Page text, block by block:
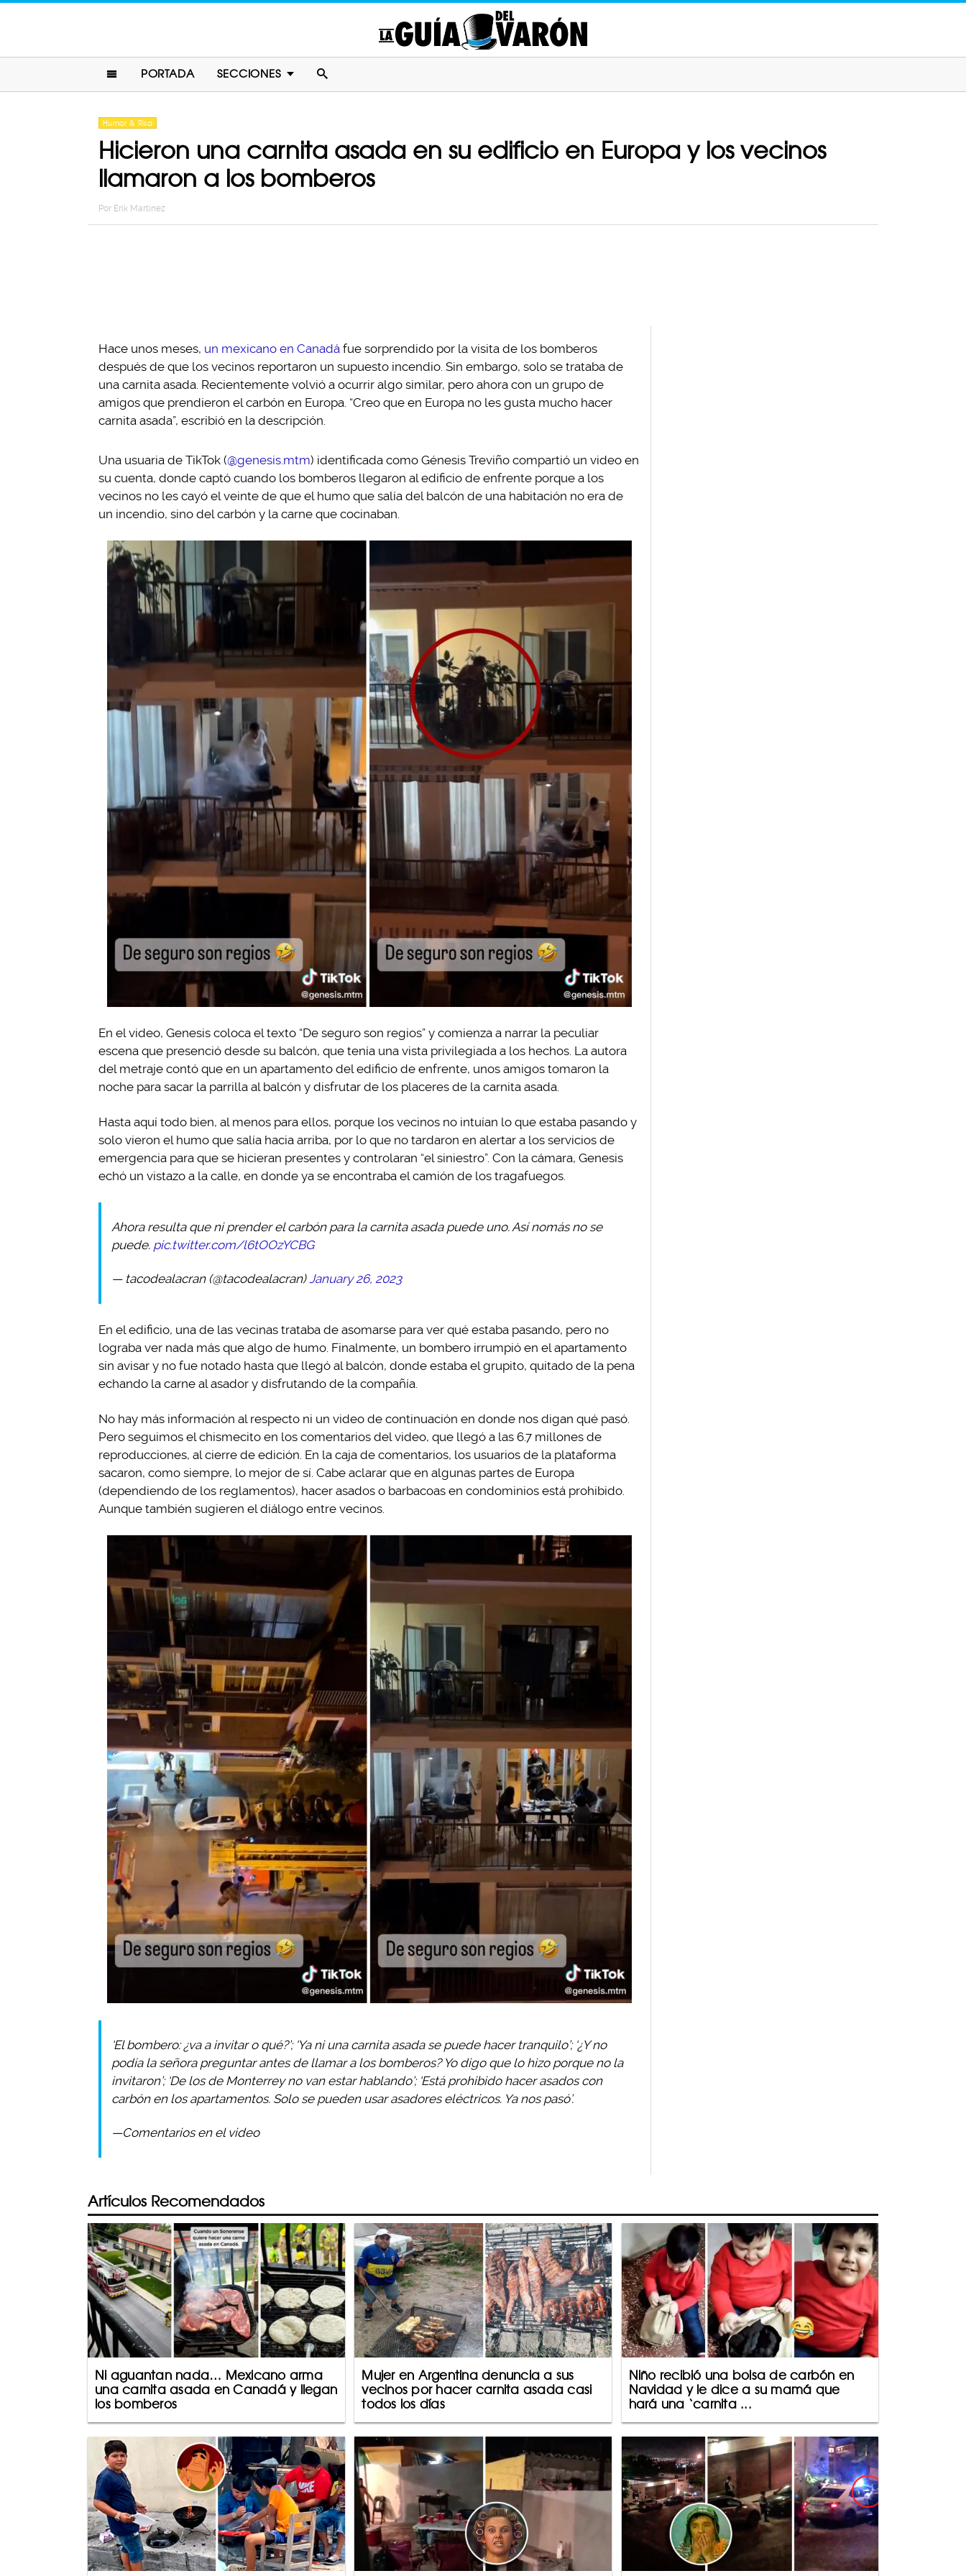
PORTADA SECCIONES
Humor & Risa
Hicieron una carnita asada en su edificio en Europa y los vecinos
llamaron a los bomberos
Por Erik Martinez
Hace unos meses, un mexicano en Canadá fue sorprendido por la visita de los bomberos
después de que los vecinos reportaron un supuesto incendio. Sin embargo, solo se trataba de
una carnita asada. Recientemente volvió a ocurrir algo similar, pero ahora con un grupo de
amigos que prendieron el carbón en Europa. “Creo que en Europa no les gusta mucho hacer
carnita asada”, escribió en la descripción.
Una usuaria de TikTok (@genesis.mtm) identificada como Génesis Treviño compartió un video en
su cuenta, donde captó cuando los bomberos llegaron al edificio de enfrente porque a los
vecinos no les cayó el veinte de que el humo que salía del balcón de una habitación no era de
un incendio, sino del carbón y la carne que cocinaban.
En el video, Genesis coloca el texto “De seguro son regios” y comienza a narrar la peculiar
escena que presenció desde su balcón, que tenía una vista privilegiada a los hechos. La autora
del metraje contó que en un apartamento del edificio de enfrente, unos amigos tomaron la
noche para sacar la parrilla al balcón y disfrutar de los placeres de la carnita asada.
Hasta aquí todo bien, al menos para ellos, porque los vecinos no intuían lo que estaba pasando y
solo vieron el humo que salía hacia arriba, por lo que no tardaron en alertar a los servicios de
emergencia para que se hicieran presentes y controlaran “el siniestro”. Con la cámara, Genesis
echó un vistazo a la calle, en donde ya se encontraba el camión de los tragafuegos.
Ahora resulta que ni prender el carbón para la carnita asada puede uno. Así nomás no se
puede. pic.twitter.com/l6tOOzYCBG
— tacodealacran (@tacodealacran)January 26, 2023
En el edificio, una de las vecinas trataba de asomarse para ver qué estaba pasando, pero no
lograba ver nada más que algo de humo. Finalmente, un bombero irrumpió en el apartamento
sin avisar y no fue notado hasta que llegó al balcón, donde estaba el grupito, quitado de la pena
echando la carne al asador y disfrutando de la compañía.
No hay más información al respecto ni un video de continuación en donde nos digan qué pasó.
Pero seguimos el chismecito en los comentarios del video, que llegó a las 6.7 millones de
reproducciones, al cierre de edición. En la caja de comentarios, los usuarios de la plataforma
sacaron, como siempre, lo mejor de sí. Cabe aclarar que en algunas partes de Europa
(dependiendo de los reglamentos), hacer asados o barbacoas en condominios está prohibido.
Aunque también sugieren el diálogo entre vecinos.
‘El bombero: ¿va a invitar o qué?’; ‘Ya ni una carnita asada se puede hacer tranquilo’; ‘¿Y no
podía la señora preguntar antes de llamar a los bomberos? Yo digo que lo hizo porque no la
invitaron’; ‘De los de Monterrey no van estar hablando’; ‘Está prohibido hacer asados con
carbón en los apartamentos. Solo se pueden usar asadores eléctricos. Ya nos pasó’.
—Comentarios en el video
Artículos Recomendados
Ni aguantan nada… Mexicano arma
una carnita asada en Canadá y llegan
los bomberos
Mujer en Argentina denuncia a sus
vecinos por hacer carnita asada casi
todos los días
Niño recibió una bolsa de carbón en
Navidad y le dice a su mamá que
hará una ‘carnita ...